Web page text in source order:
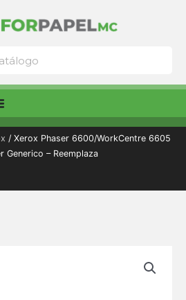
/ Xerox Phaser 6600/WorkCentre 6605
Generico – Reemplaza